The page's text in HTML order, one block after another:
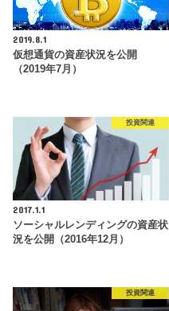
2019.8.1
仮想通貨の資産状況を公開
（2019年7月）
投資関連
2017.1.1
ソーシャルレンディングの資産状
況を公開（2016年12月）
投資関連